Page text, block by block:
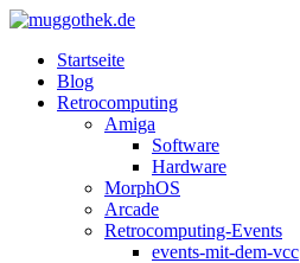
Startseite
Blog
Retrocomputing
Amiga
Software
Hardware
MorphOS
Arcade
Retrocomputing-Events
events-mit-dem-vcc